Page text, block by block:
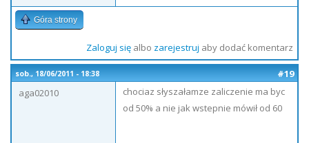
Góra strony
Zaloguj sięalbo zarejestruj aby dodać komentarz
sob., 18/06/2011 - 18:38
#19
aga02010
chociaz słyszałamze zaliczenie ma byc
od 50% a nie jak wstepnie mówił od 60